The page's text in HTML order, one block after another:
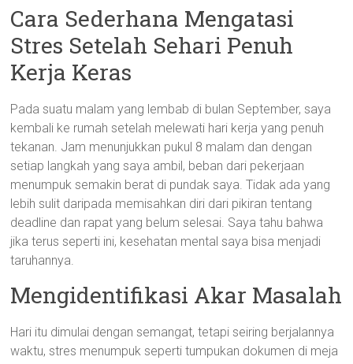
Cara Sederhana Mengatasi
Stres Setelah Sehari Penuh
Kerja Keras
Pada suatu malam yang lembab di bulan September, saya
kembali ke rumah setelah melewati hari kerja yang penuh
tekanan. Jam menunjukkan pukul 8 malam dan dengan
setiap langkah yang saya ambil, beban dari pekerjaan
menumpuk semakin berat di pundak saya. Tidak ada yang
lebih sulit daripada memisahkan diri dari pikiran tentang
deadline dan rapat yang belum selesai. Saya tahu bahwa
jika terus seperti ini, kesehatan mental saya bisa menjadi
taruhannya.
Mengidentifikasi Akar Masalah
Hari itu dimulai dengan semangat, tetapi seiring berjalannya
waktu, stres menumpuk seperti tumpukan dokumen di meja